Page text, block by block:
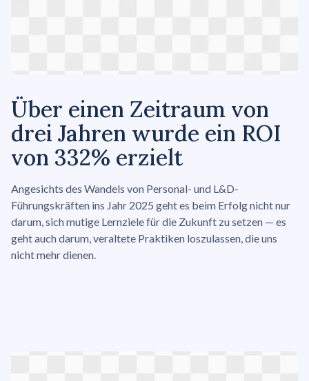
Über einen Zeitraum von
drei Jahren wurde ein ROI
von 332% erzielt
Angesichts des Wandels von Personal- und L&D-
Führungskräften ins Jahr 2025 geht es beim Erfolg nicht nur
darum, sich mutige Lernziele für die Zukunft zu setzen — es
geht auch darum, veraltete Praktiken loszulassen, die uns
nicht mehr dienen.